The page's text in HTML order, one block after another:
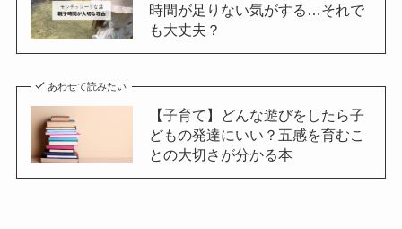
時間が足りない気がする…それで
も大丈夫？
あわせて読みたい
【子育て】どんな遊びをしたら子
どもの発達にいい？五感を育むこ
との大切さが分かる本